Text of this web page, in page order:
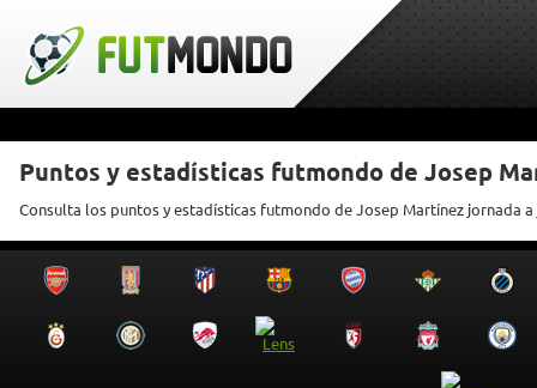
Puntos y estadísticas futmondo de Josep
Consulta los puntos y estadísticas futmondo de Josep Martínez jornada